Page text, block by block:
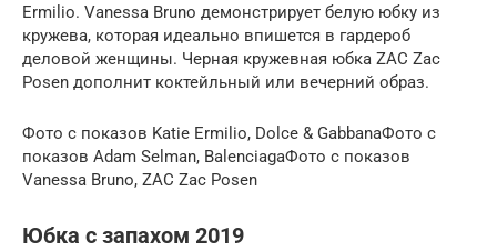
Ermilio. Vanessa Bruno демонстрирует белую юбку из
кружева, которая идеально впишется в гардероб
деловой женщины. Черная кружевная юбка ZAC Zac
Posen дополнит коктейльный или вечерний образ.
Фото с показов Katie Ermilio, Dolce & GabbanaФото с
показов Adam Selman, BalenciagaФото с показов
Vanessa Bruno, ZAC Zac Posen
Юбка с запахом 2019